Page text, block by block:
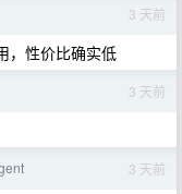
3 天前
，性价比确实低
3 天前
3 天前